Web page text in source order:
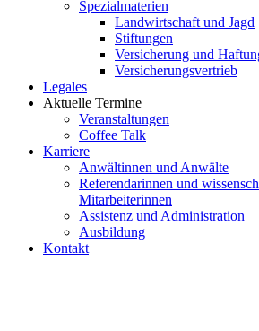
Spezialmaterien
Landwirtschaft und Jagd
Stiftungen
Versicherung und
Versicherungsvertrieb
Legales
Aktuelle Termine
Veranstaltungen
Coffee Talk
Karriere
Anwältinnen und Anwälte
Referendarinnen und
Mitarbeiterinnen
Assistenz und Administration
Ausbildung
Kontakt